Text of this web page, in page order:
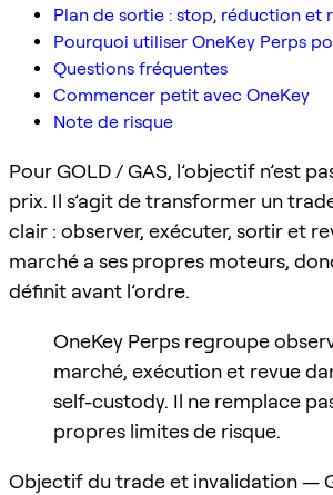
Plan de sortie : stop, réduction et
Pourquoi utiliser OneKey Perps
Questions fréquentes
Commencer petit avec OneKey
Note de risque
Pour GOLD / GAS, l’objectif n’est
prix. Il s’agit de transformer un
clair : observer, exécuter, sortir et
marché a ses propres moteurs,
définit avant l’ordre.
OneKey Perps regroupe
marché, exécution et revue
self-custody. Il ne remplace
propres limites de risque.
Objectif du trade et invalidation —